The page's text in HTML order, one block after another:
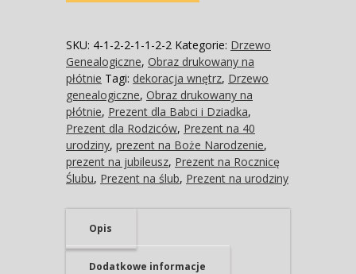
SKU: 4-1-2-2-1-1-2-2 Kategorie: Drzewo
Genealogiczne, Obraz drukowany na
płótnie Tagi: dekoracja wnętrz, Drzewo
genealogiczne, Obraz drukowany na
płótnie, Prezent dla Babci i Dziadka,
Prezent dla Rodziców, Prezent na 40
urodziny, prezent na Boże Narodzenie,
prezent na jubileusz, Prezent na Rocznicę
Ślubu, Prezent na ślub, Prezent na urodziny
Opis
Dodatkowe informacje